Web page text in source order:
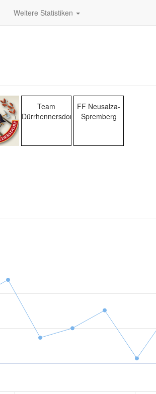
Weitere Statistiken
Team
Dürrhennersdorf
FF Neusalza-
Spremberg